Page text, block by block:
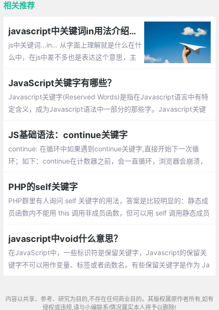
相关推荐
javascript中关键词in用法介绍【js 关键字 in 的使用方法】
js中关键词...in... 从字面上理解就是什么在什
么中，在js中差不多也是表达这个意思，主
组或者对象
JavaScript关键字有哪些？
Javascript关键字(Reserved Words)是指在Javascript语言中有特
定含义，成为Javascript语法中一部分的那些字。Javascript关键
变量名或函数名，会使Javascript在载入过程中出现编译错误
JS基础语法：continue关键字
continue: 在循环中如果遇到continue关键字,直接开始下一次循
环；如下：continue在计数器之前，会一直循环，浏览器会崩溃，
PHP的self关键字
PHP群里有人询问 self 关键字的用法，答案是比较明显的：静态成
员函数内不能用 this 调用非成员函数，但可以用 self 调用静态成员
javascript中void什么意思？
在JavaScript中，一些标识符是保留关键字，Javascript的保留关
键字不可以用作变量、标签或者函数名。有些保留关键字是作为 Ja
内容以共享、参考、研究为目的,不存在任何商业目的。其版权属原作者所有,如有
侵权或违规,请与小编联系!情况属实本人将予以删除!